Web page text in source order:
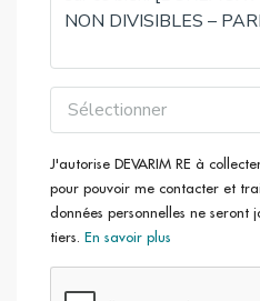
Aménagement des plateaux
Palais de la Découverte
Sélectionner
J'autorise DEVARIM RE à
pour pouvoir me contacter et
données personnelles ne seront
tiers. En savoir plus